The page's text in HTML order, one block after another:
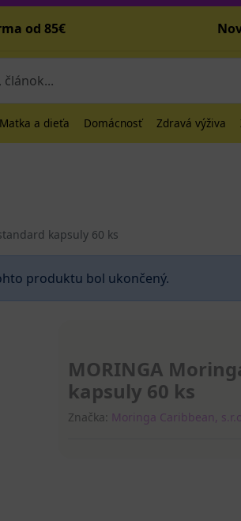
od 85€
Matka a dieťa Domácnosť Zdravá výživa
kapsuly 60 ks
produktu bol ukončený.
MORINGA
kapsuly 60 ks
Značka: Moringa Caribbean,